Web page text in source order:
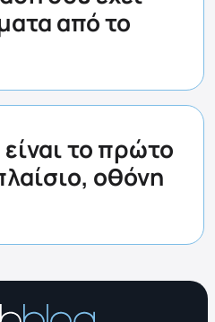
από το
το πρώτο
οθόνη